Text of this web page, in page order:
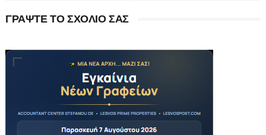
ΓΡΑΨΤΕ ΤΟ ΣΧΟΛΙΟ ΣΑΣ